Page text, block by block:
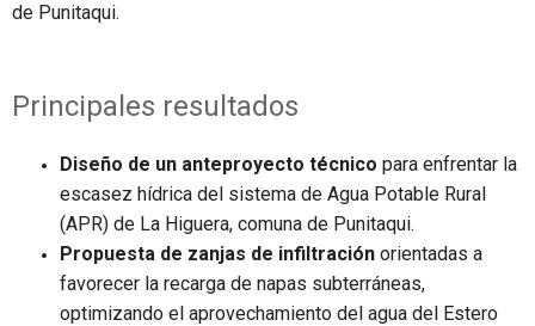
de Punitaqui.
Principales resultados
Diseño de un anteproyecto técnico para enfrentar la
escasez hídrica del sistema de Agua Potable Rural
(APR) de La Higuera, comuna de Punitaqui.
Propuesta de zanjas de infiltración orientadas a
favorecer la recarga de napas subterráneas,
optimizando el aprovechamiento del agua del Estero